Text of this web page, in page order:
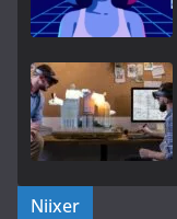
Niixer